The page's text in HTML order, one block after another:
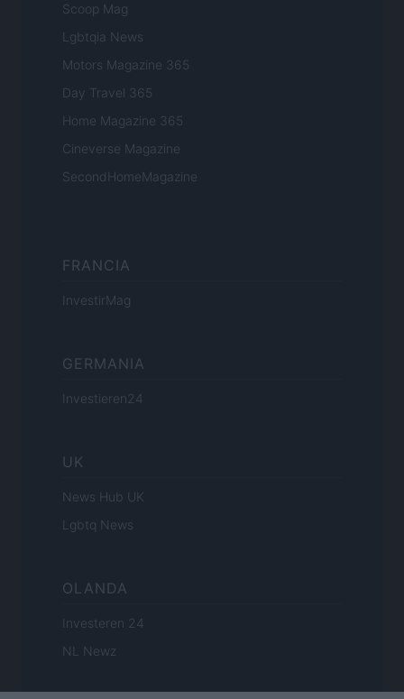
Scoop Mag
Lgbtqia News
Motors Magazine 365
Day Travel 365
Home Magazine 365
Cineverse Magazine
SecondHomeMagazine
FRANCIA
InvestirMag
GERMANIA
Investieren24
UK
News Hub UK
Lgbtq News
OLANDA
Investeren 24
NL Newz